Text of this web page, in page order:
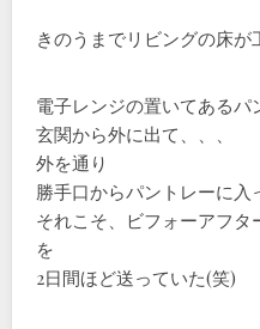
きのうまでリビングの床が
電子レンジの置いてあるパ
玄関から外に出て、、、
外を通り
勝手口からパントレーに入
それこそ、ビフォーアフ
を
2日間ほど送っていた(笑)